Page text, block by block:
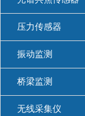
压力传感器
振动监测
桥梁监测
无线采集仪